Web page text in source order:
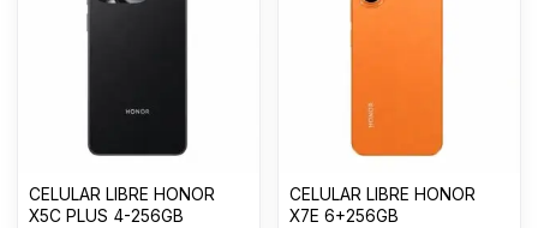
CELULAR LIBRE HONOR
X5C PLUS 4-256GB
CELULAR LIBRE HONOR
X7E 6+256GB